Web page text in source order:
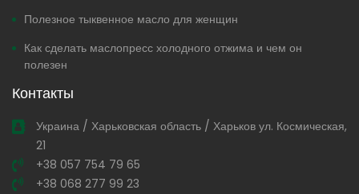
Полезное тыквенное масло для женщин
Как сделать маслопресс холодного отжима и чем он
полезен
Контакты
Украина / Харьковская область / Харьков ул. Космическая,
21
+38 057 754 79 65
+38 068 277 99 23